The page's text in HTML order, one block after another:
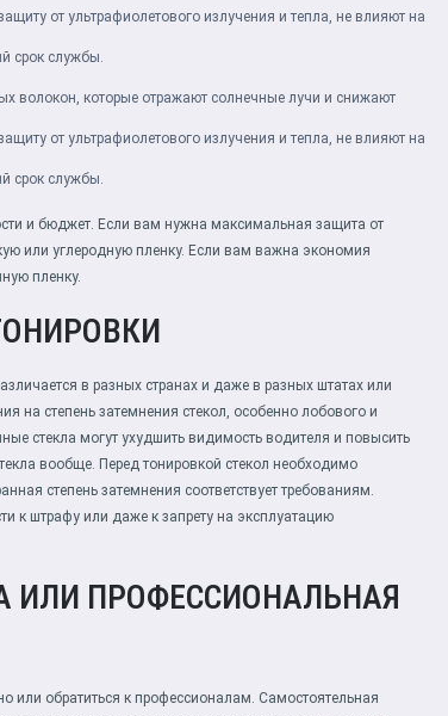
от ультрафиолетового излучения и тепла, не влияют на
срок службы.
волокон, которые отражают солнечные лучи и снижают
от ультрафиолетового излучения и тепла, не влияют на
срок службы.
и бюджет. Если вам нужна максимальная защита от
или углеродную пленку. Если вам важна экономия
пленку.
в разных странах и даже в разных штатах или
на степень затемнения стекол, особенно лобового и
стекла могут ухудшить видимость водителя и повысить
вообще. Перед тонировкой стекол необходимо
степень затемнения соответствует требованиям.
к штрафу или даже к запрету на эксплуатацию
ИЛИ ПРОФЕССИОНАЛЬНАЯ
или обратиться к профессионалам. Самостоятельная